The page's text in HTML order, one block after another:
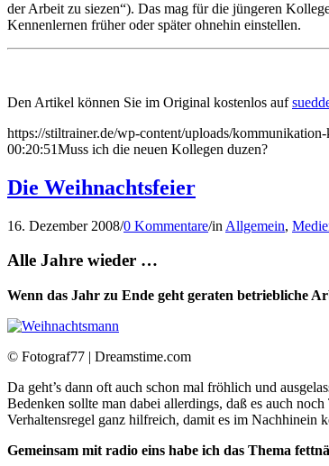
der Arbeit zu siezen“). Das mag für die jüngeren
Kennenlernen früher oder später ohnehin einstellen.
Den Artikel können Sie im Original kostenlos auf
https://stiltrainer.de/wp-content/uploads/
00:20:51Muss ich die neuen Kollegen duzen?
Die Weihnachtsfeier
16. Dezember 2008/0 Kommentare/in Allgemein,
Alle Jahre wieder …
Wenn das Jahr zu Ende geht geraten betriebliche
© Fotograf77 | Dreamstime.com
Da geht’s dann oft auch schon mal fröhlich und
Bedenken sollte man dabei allerdings, daß es auch
Verhaltensregel ganz hilfreich, damit es im Nachhinein
Gemeinsam mit radio eins habe ich das Thema